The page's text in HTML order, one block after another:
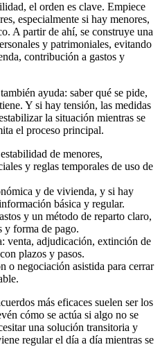
el orden es clave. Empiece
especialmente si hay menores,
A partir de ahí, se construye una
y patrimoniales, evitando
contribución a gastos y
ayuda: saber qué se pide,
Y si hay tensión, las medidas
la situación mientras se
el proceso principal.
de menores,
y reglas temporales de uso de
y de vivienda, y si hay
básica y regular.
y un método de reparto claro,
y forma de pago.
venta, adjudicación, extinción de
plazos y pasos.
o negociación asistida para cerrar
más eficaces suelen ser los
cómo se actúa si algo no se
una solución transitoria y
regular el día a día mientras se